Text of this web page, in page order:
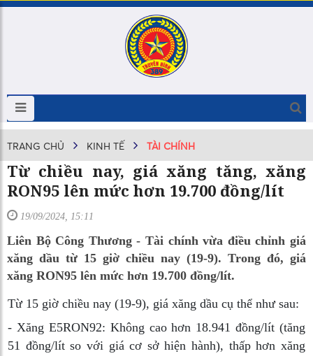
TRANG CHỦ KINH TẾ TÀI CHÍNH
Từ chiều nay, giá xăng tăng, xăng
RON95 lên mức hơn 19.700 đồng/lít
19/09/2024, 15:11
Liên Bộ Công Thương - Tài chính vừa điều chỉnh giá
xăng dầu từ 15 giờ chiều nay (19-9). Trong đó, giá
xăng RON95 lên mức hơn 19.700 đồng/lít.
Từ 15 giờ chiều nay (19-9), giá xăng dầu cụ thể như sau:
- Xăng E5RON92: Không cao hơn 18.941 đồng/lít (tăng
51 đồng/lít so với giá cơ sở hiện hành), thấp hơn xăng